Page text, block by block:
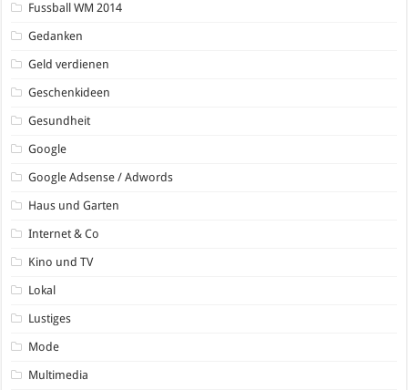
Fussball WM 2014
Gedanken
Geld verdienen
Geschenkideen
Gesundheit
Google
Google Adsense / Adwords
Haus und Garten
Internet & Co
Kino und TV
Lokal
Lustiges
Mode
Multimedia